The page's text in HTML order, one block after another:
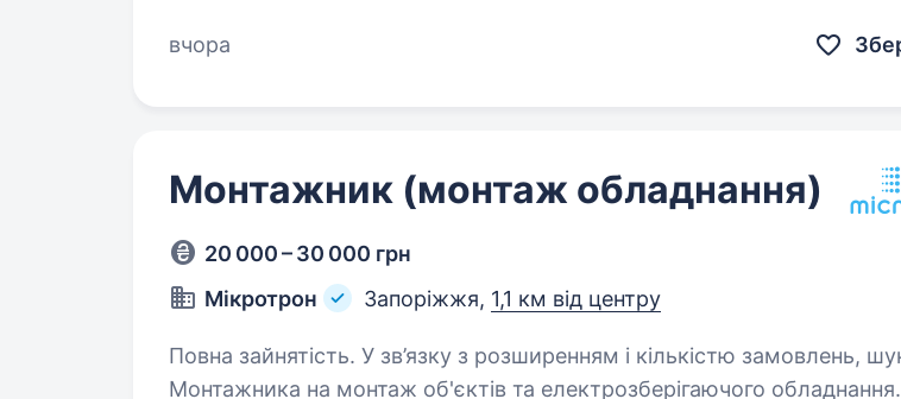
вчора
Монтажник (монтаж обладнання)
20 000 – 30 000 грн
Мікротрон
Запоріжжя, 1,1 км від центру
Повна зайнятість. У зв’язку з розширенням і кількістю замовлень, шукаємо
Монтажника на монтаж об'єктів та електрозберігаючого обладнання.